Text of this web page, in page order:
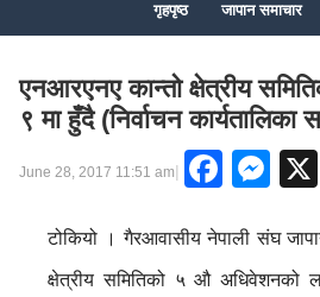
गृहपृष्ठ जापान समाचार
एनआरएनए कान्तो क्षेत्रीय
९ मा हुँदै (निर्वाचन कार्यतालिका
June 28, 2017 11:51 am|
टोकियो । गैरआवासीय नेपाली संघ
क्षेत्रीय समितिको ५ औ अधिवेशनको